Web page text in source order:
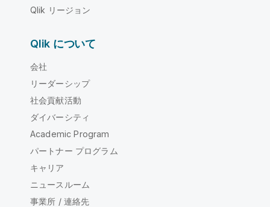
Qlik リージョン
Qlik について
会社
リーダーシップ
社会貢献活動
ダイバーシティ
Academic Program
パートナー プログラム
キャリア
ニュースルーム
事業所 / 連絡先